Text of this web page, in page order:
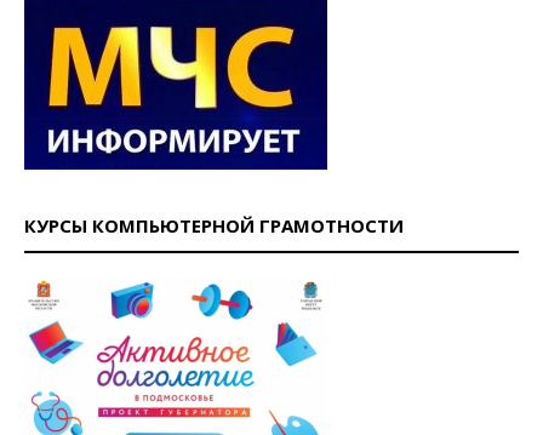
КУРСЫ КОМПЬЮТЕРНОЙ ГРАМОТНОСТИ